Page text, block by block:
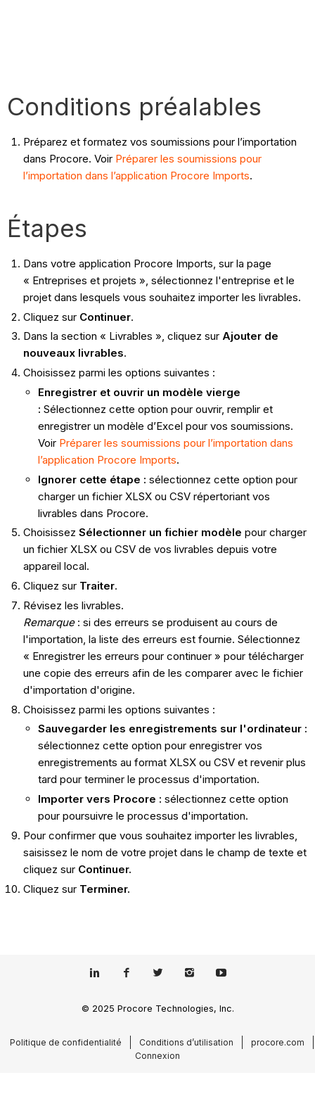
Conditions préalables
Préparez et formatez vos soumissions pour l’importation
dans Procore. Voir Préparer les soumissions pour
l’importation dans l’application Procore Imports.
Étapes
Dans votre application Procore Imports, sur la page
« Entreprises et projets », sélectionnez l'entreprise et le
projet dans lesquels vous souhaitez importer les livrables.
Cliquez sur Continuer.
Dans la section « Livrables », cliquez sur Ajouter de
nouveaux livrables.
Choisissez parmi les options suivantes :
Enregistrer et ouvrir un modèle vierge
: Sélectionnez cette option pour ouvrir, remplir et
enregistrer un modèle d’Excel pour vos soumissions.
Voir Préparer les soumissions pour l’importation dans
l’application Procore Imports.
Ignorer cette étape : sélectionnez cette option pour
charger un fichier XLSX ou CSV répertoriant vos
livrables dans Procore.
Choisissez Sélectionner un fichier modèle pour charger
un fichier XLSX ou CSV de vos livrables depuis votre
appareil local.
Cliquez sur Traiter.
Révisez les livrables.
Remarque: si des erreurs se produisent au cours de
l'importation, la liste des erreurs est fournie. Sélectionnez
« Enregistrer les erreurs pour continuer » pour télécharger
une copie des erreurs afin de les comparer avec le fichier
d'importation d'origine.
Choisissez parmi les options suivantes :
Sauvegarder les enregistrements sur l'ordinateur :
sélectionnez cette option pour enregistrer vos
enregistrements au format XLSX ou CSV et revenir plus
tard pour terminer le processus d'importation.
Importer vers Procore : sélectionnez cette option
pour poursuivre le processus d'importation.
Pour confirmer que vous souhaitez importer les livrables,
saisissez le nom de votre projet dans le champ de texte et
cliquez sur Continuer.
Cliquez sur Terminer.
© 2025 Procore Technologies, Inc.
Politique de confidentialité Conditions d’utilisation
procore.com
Connexion